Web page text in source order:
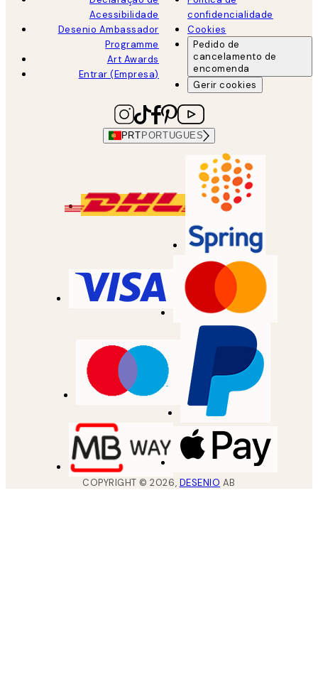
Acessibilidade
Desenio Ambassador
Programme
Art Awards
Entrar (Empresa)
confidencialidade
Cookies
Pedido de
cancelamento de
encomenda
Gerir cookies
PRT PORTUGUES
COPYRIGHT ©2026, DESENIO AB